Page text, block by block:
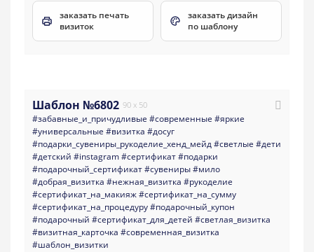
заказать печать
визиток
заказать дизайн
по шаблону
Шаблон №6802 90 x 50
#забавные_и_причудливые #современные #яркие
#универсальные #визитка #досуг
#подарки_сувениры_рукоделие_хенд_мейд#светлые #дети
#детский #instagram#сертификат#подарки
#подарочный_сертификат#сувениры#мило
#добрая_визитка #нежная_визитка #рукоделие
#сертификат_на_макияж#сертификат_на_сумму
#сертификат_на_процедуру#подарочный_купон
#подарочный #сертификат_для_детей #светлая_визитка
#визитная_карточка #современная_визитка
#шаблон_визитки